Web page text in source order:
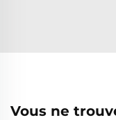
Vous ne